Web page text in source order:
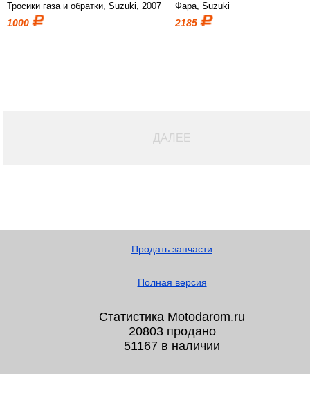
Тросики газа и обратки, Suzuki, 2007
1000
Фара, Suzuki
2185
ДАЛЕЕ
Продать запчасти
Полная версия
Статистика Motodarom.ru
20803 продано
51167 в наличии